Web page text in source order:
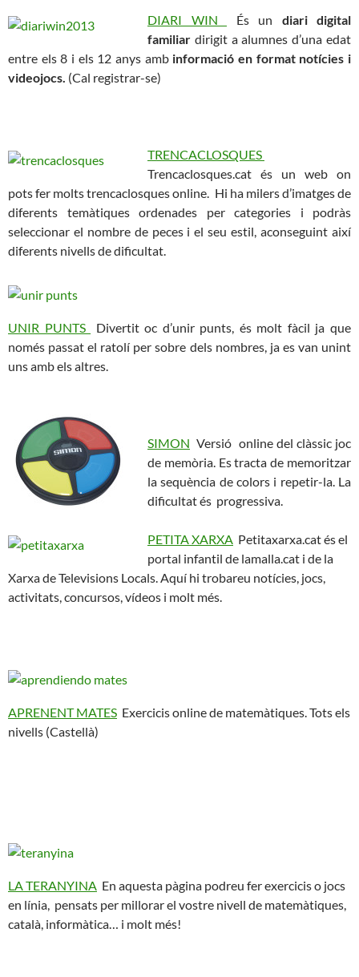
DIARI WIN És un diari digital
familiar dirigit a alumnes d’una edat
entre els 8 i els 12 anys ambinformació en format notícies i
videojocs. (Cal registrar-se)
TRENCACLOSQUES
Trencaclosques.cat és un web on
pots fer molts trencaclosques online. Hi ha milers d’imatges de
diferents temàtiques ordenades per categories i podràs
seleccionar el nombre de peces i el seu estil, aconseguint així
diferents nivells de dificultat.
UNIR PUNTS
Divertit oc d’unir punts, és molt fàcil ja que
només passat el ratolí per sobre dels nombres, ja es van unint
uns amb els altres.
SIMON Versió online del clàssic joc
de memòria. Es tracta de memoritzar
la sequència de colors i repetir-la. La
dificultat és progressiva.
PETITA XARXA Petitaxarxa.cat és el
portal infantil de lamalla.cat i de la
Xarxa de Televisions Locals. Aquí hi trobareu notícies, jocs,
activitats, concursos, vídeos i molt més.
APRENENT MATES Exercicis online de matemàtiques. Tots els
nivells (Castellà)
LA TERANYINA En aquesta pàgina podreu fer exercicis o jocs
en línia, pensats per millorar el vostre nivell de matemàtiques,
català, informàtica… i molt més!